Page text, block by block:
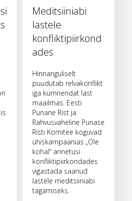
Meditsiiniabi
lastele
konfliktipiirkond
ades
Hinnanguliselt
puudutab relvakonflikt
iga kümnendat last
maailmas. Eesti
Punane Rist ja
Rahvusvaheline Punase
Risti Komitee koguvad
ühiskampaanias „Ole
kohal“ annetusi
konfliktipiirkondades
vigastada saanud
lastele meditsiiniabi
tagamiseks.